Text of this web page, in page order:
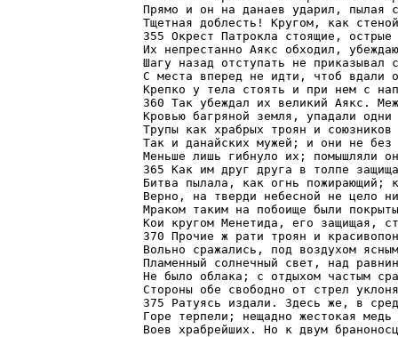
Прямо и он на данаев ударил, пылая
Тщетная доблесть! Кругом, как
355 Окрест Патрокла стоящие,
Их непрестанно Аякс обходил,
Шагу назад отступать не приказывал
С места вперед не идти, чтоб вдали
Крепко у тела стоять и при нем с
360 Так убеждал их великий Аякс.
Кровью багряной земля, упадали одни
Трупы как храбрых троян и
Так и данайских мужей; и они не без
Меньше лишь гибнуло их; помышляли
365 Как им друг друга в толпе
Битва пылала, как огнь пожирающий;
Верно, на тверди небесной не цело
Мраком таким на побоище были
Кои кругом Менетида, его защищая,
370 Прочие ж рати троян и
Вольно сражались, под воздухом
Пламенный солнечный свет, над
Не было облака; с отдыхом частым
Стороны обе свободно от стрел
375 Ратуясь издали. Здесь же, в
Горе терпели; нещадно жестокая медь
Воев храбрейших. Но к двум